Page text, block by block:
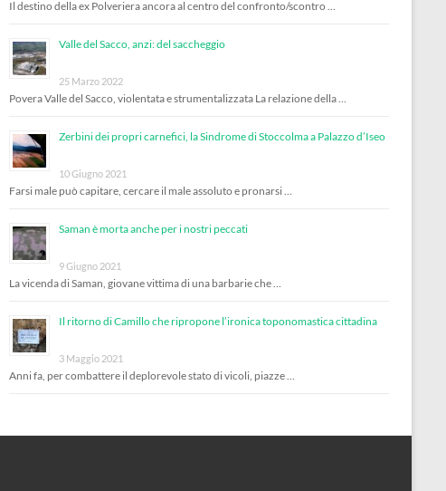
Il destino della ex Polveriera ancora al centro del confronto/scontro …
Valle del Sacco, anzi: del saccheggio
25 Marzo 2022
Povera Valle del Sacco, violentata e strumentalizzata La relazione della …
Zerbini dei propri carnefici, la Sindrome di Stoccolma a Palazzo d’Iseo
10 Giugno 2021
Farsi male può capitare, cercare il male assoluto e pronarsi …
Saman è morta anche per i nostri peccati
9 Giugno 2021
La vicenda di Saman, giovane vittima di una barbarie che …
Il ritorno di Camillo che ripropone l’ironica toponomastica cittadina
3 Maggio 2021
Anni fa, per combattere il deplorevole stato di vicoli, piazze …